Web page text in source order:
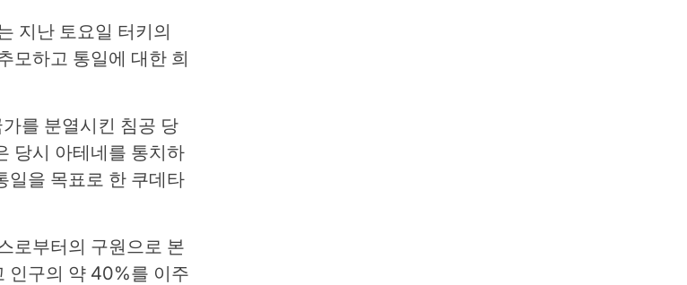
지난 토요일 터키의
모하고 통일에 대한 희
를 분열시킨 침공 당
당시 아테네를 통치하
일을 목표로 한 쿠데타
로부터의 구원으로 본
인구의 약 40%를 이주